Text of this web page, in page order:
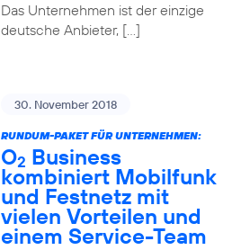
Das Unternehmen ist der einzige
deutsche Anbieter, […]
30. November 2018
RUNDUM-PAKET FÜR UNTERNEHMEN:
O2 Business
kombiniert Mobilfunk
und Festnetz mit
vielen Vorteilen und
einem Service-Team